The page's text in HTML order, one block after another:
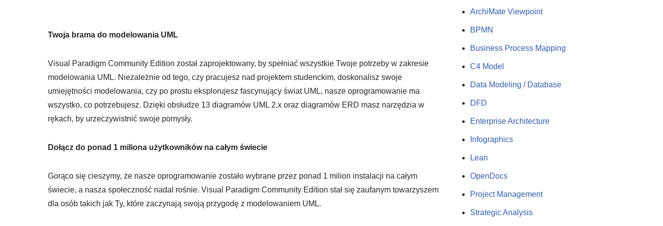
Twoja brama do modelowania UML
Visual Paradigm Community Edition został zaprojektowany, by spełniać wszystkie Twoje potrzeby w zakresie
modelowania UML. Niezależnie od tego, czy pracujesz nad projektem studenckim, doskonalisz swoje
umiejętności modelowania, czy po prostu eksplorujesz fascynujący świat UML, nasze oprogramowanie ma
wszystko, co potrzebujesz. Dzięki obsłudze 13 diagramów UML 2.x oraz diagramów ERD masz narzędzia w
rękach, by urzeczywistnić swoje pomysły.
Dołącz do ponad 1 miliona użytkowników na całym świecie
Gorąco się cieszymy, że nasze oprogramowanie zostało wybrane przez ponad 1 milion instalacji na całym
świecie, a nasza społeczność nadal rośnie. Visual Paradigm Community Edition stał się zaufanym towarzyszem
dla osób takich jak Ty, które zaczynają swoją przygodę z modelowaniem UML.
ArchiMate Viewpoint
BPMN
Business Process Mapping
C4 Model
Data Modeling / Database
DFD
Enterprise Architecture
Infographics
Lean
OpenDocs
Project Management
Strategic Analysis